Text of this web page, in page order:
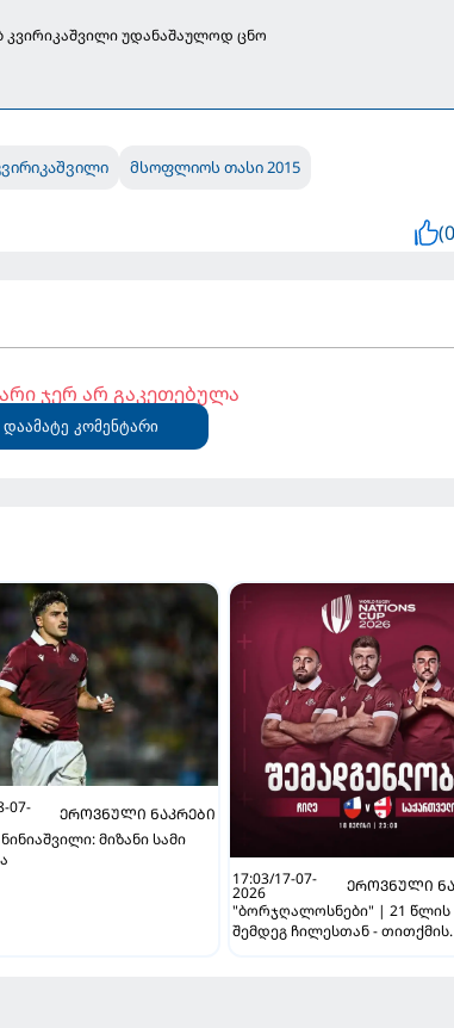
უდანაშაულოდ ცნო
მსოფლიოს თასი 2015
ჯერ არ გაკეთებულა
დაამატე კომენტარი
07-
ᲔᲠᲝᲕᲜᲣᲚᲘ ᲜᲐᲙᲠᲔᲑᲘ
მიზანი სამი
17:03/17-07-
2026
ᲔᲠᲝᲕᲜᲣᲚᲘ
"ბორჯღალოსნები" | 21 წლის
შემდეგ ჩილესთან - თითქმის